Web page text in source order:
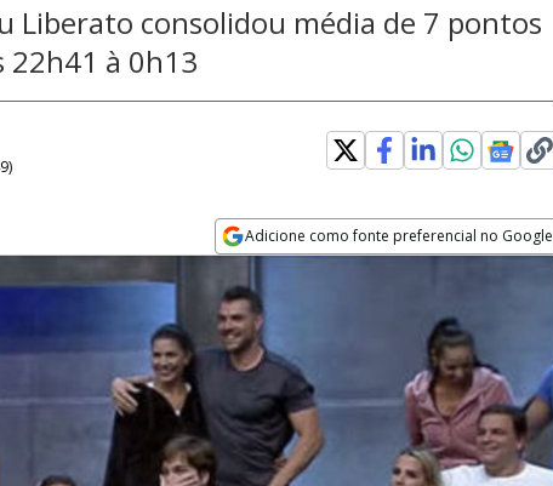
Liberato consolidou média de 7 pontos
22h41 à 0h13
)
Adicione como fonte preferencial no Google